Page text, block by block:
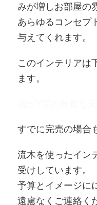
みが増しお部屋の
あらゆるコンセプ
与えてくれます。
このインテリアは
ます。
すでに完売の場合
流木を使ったイン
受けしています。
予算とイメージに
遠慮なくご連絡く